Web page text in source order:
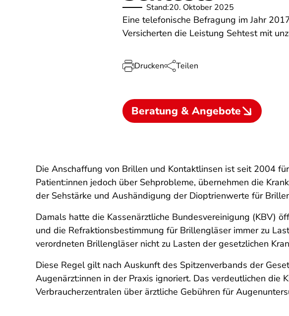
Stand:20. Oktober 2025
Eine telefonische Befragung im Jahr
Versicherten die Leistung Sehtest mit
Drucken Teilen
Beratung & Angebote
Die Anschaffung von Brillen und Kontaktlinsen ist seit 2004
Patient:innen jedoch über Sehprobleme, übernehmen die
der Sehstärke und Aushändigung der Dioptrienwerte für
Damals hatte die Kassenärztliche Bundesvereinigung (KBV)
und die Refraktionsbestimmung für Brillengläser immer zu
verordneten Brillengläser nicht zu Lasten der gesetzlichen
Diese Regel gilt nach Auskunft des Spitzenverbands der
Augenärzt:innen in der Praxis ignoriert. Das verdeutlichen
Verbraucherzentralen über ärztliche Gebühren für